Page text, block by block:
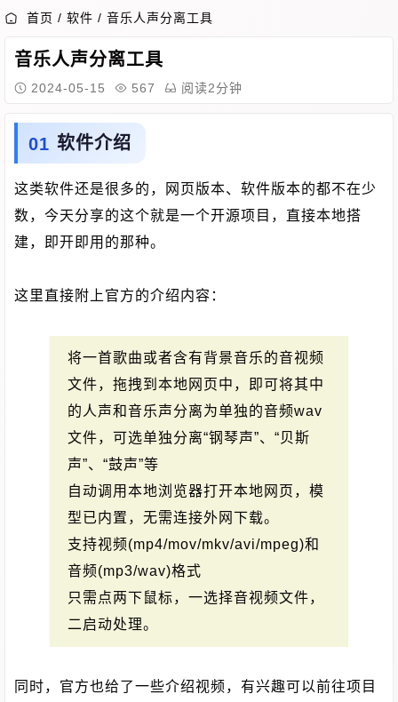
首页 / 软件 / 音乐人声分离工具
音乐人声分离工具
2024-05-15 567 阅读2分钟
软件介绍
这类软件还是很多的，网页版本、软件版本的都不在少
数，今天分享的这个就是一个开源项目，直接本地搭
建，即开即用的那种。
这里直接附上官方的介绍内容：
将一首歌曲或者含有背景音乐的音视频
文件，拖拽到本地网页中，即可将其中
的人声和音乐声分离为单独的音频wav
文件，可选单独分离“钢琴声”、“贝斯
声”、“鼓声”等
自动调用本地浏览器打开本地网页，模
型已内置，无需连接外网下载。
支持视频(mp4/mov/mkv/avi/mpeg)和
音频(mp3/wav)格式
只需点两下鼠标，一选择音视频文件，
二启动处理。
同时，官方也给了一些介绍视频，有兴趣可以前往项目